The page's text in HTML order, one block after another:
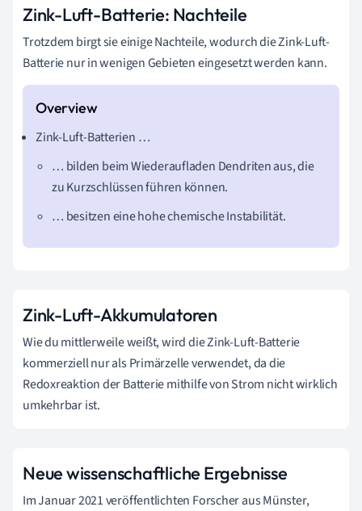
Zink-Luft-Batterie: Nachteile
Trotzdem birgt sie einige Nachteile, wodurch die Zink-Luft-
Batterie nur in wenigen Gebieten eingesetzt werden kann.
Zink-Luft-Batterien …
… bilden beim Wiederaufladen Dendriten aus, die
zu Kurzschlüssen führen können.
… besitzen eine hohe chemische Instabilität.
Zink-Luft-Akkumulatoren
Wie du mittlerweile weißt, wird die Zink-Luft-Batterie
kommerziell nur als Primärzelle verwendet, da die
Redoxreaktion der Batterie mithilfe von Strom nicht wirklich
umkehrbar ist.
Neue wissenschaftliche Ergebnisse
Im Januar 2021 veröffentlichten Forscher aus Münster,